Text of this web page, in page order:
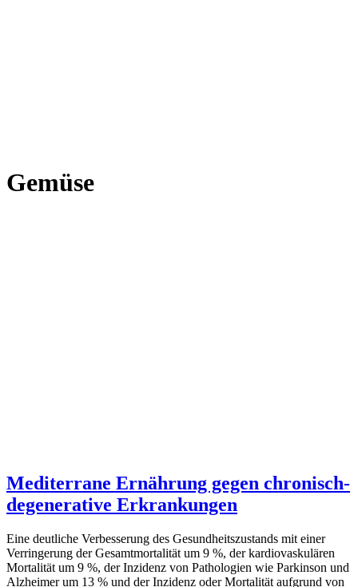
Gemüse
Mediterrane Ernährung gegen chronisch-
degenerative Erkrankungen
Eine deutliche Verbesserung des Gesundheitszustands mit einer
Verringerung der Gesamtmortalität um 9 %, der kardiovaskulären
Mortalität um 9 %, der Inzidenz von Pathologien wie Parkinson und
Alzheimer um 13 % und der Inzidenz oder Mortalität aufgrund von